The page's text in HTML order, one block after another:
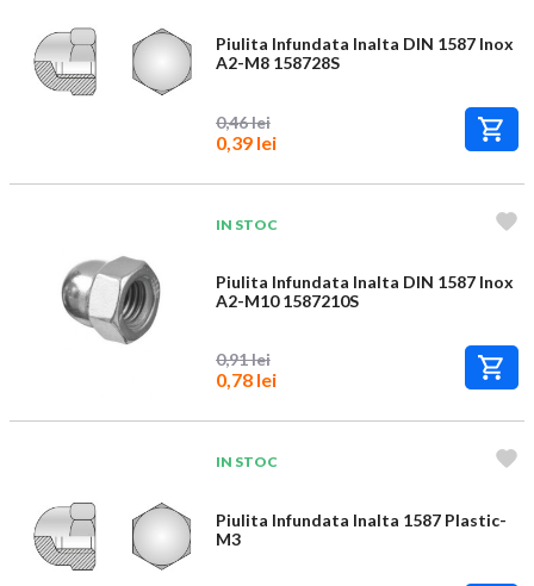
Piulita Infundata Inalta DIN 1587 Inox
A2-M8 158728S
0,46 lei
0,39 lei
IN STOC
Piulita Infundata Inalta DIN 1587 Inox
A2-M10 1587210S
0,91 lei
0,78 lei
IN STOC
Piulita Infundata Inalta 1587 Plastic-
M3